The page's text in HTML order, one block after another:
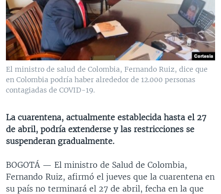
VENEZUELA
BRASIL
NICARAGUA
ECONOMÍA
ENTRETENIMIENTO Y CULTURA
TECNOLOGÍA
DEPORTES
CIENCIA Y SALUD
MULTIMEDIA
VIDEOS
FOTOGRAFÍA
AUDIOS
PROGRAMAS TV
EL MUNDO AL DÍA
FORO INTERAMERICANO
VISIÓN 360
PANORAMA
RADIO
AVANCE INFORMATIVO
AUDIONOTICIAS
ESTADOS UNIDOS AL DÍA
EL MUNDO AL DÍA [RADIO]
DEPORTIVO INTERNACIONAL
NOTA ECONÓMICA
DIRECT
DOCUMENTALES DE LA VOA
SÍGANOS
Idiomas
El ministro de salud de Colombia, Fernando Ruiz, dice que
en Colombia podría haber alrededor de 12.000 personas
contagiadas de COVID-19.
La cuarentena, actualmente establecida hasta el 27
de abril, podría extenderse y las restricciones se
suspenderan gradualmente.
BOGOTÁ — El ministro de Salud de Colombia,
Fernando Ruiz, afirmó el jueves que la cuarentena en
su país no terminará el 27 de abril, fecha en la que